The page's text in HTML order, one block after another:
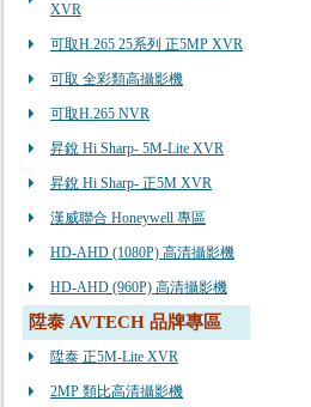
XVR
可取H.265 25系列 正5MP XVR
可取 全彩類高攝影機
可取H.265 NVR
昇銳 Hi Sharp- 5M-Lite XVR
昇銳 Hi Sharp- 正5M XVR
漢威聯合 Honeywell 專區
HD-AHD (1080P) 高清攝影機
HD-AHD (960P) 高清攝影機
陞泰 AVTECH 品牌專區
陞泰 正5M-Lite XVR
2MP 類比高清攝影機